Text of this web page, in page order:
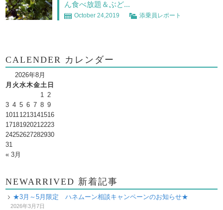
ん食べ放題＆ぶど...
October 24,2019 添乗員レポート
CALENDER カレンダー
2026年8月
月 火水木金土 日
1 2
3 4 5 6 7 8 9
10111213141516
17181920212223
24252627282930
31
« 3月
NEWARRIVED 新着記事
★3月～5月限定 ハネムーン相談キャンペーンのお知らせ★
2026年3月7日